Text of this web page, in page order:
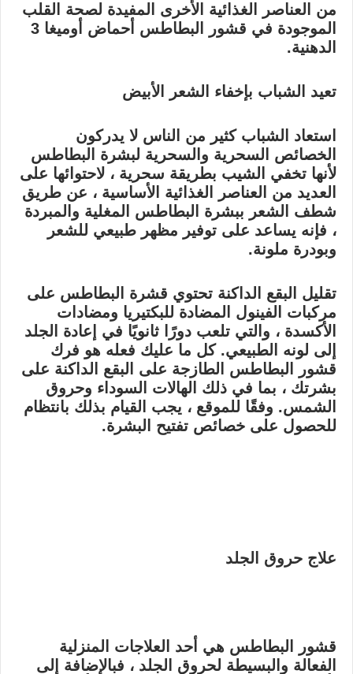
من العناصر الغذائية الأخرى المفيدة لصحة القلب
الموجودة في قشور البطاطس أحماض أوميغا 3
الدهنية.
تعيد الشباب بإخفاء الشعر الأبيض
استعاد الشباب كثير من الناس لا يدركون
الخصائص السحرية والسحرية لبشرة البطاطس
لأنها تخفي الشيب بطريقة سحرية ، لاحتوائها على
العديد من العناصر الغذائية الأساسية ، عن طريق
شطف الشعر ببشرة البطاطس المغلية والمبردة
، فإنه يساعد على توفير مظهر طبيعي للشعر
وبودرة ملونة.
تقليل البقع الداكنة تحتوي قشرة البطاطس على
مركبات الفينول المضادة للبكتيريا ومضادات
الأكسدة ، والتي تلعب دورًا ثانويًا في إعادة الجلد
إلى لونه الطبيعي. كل ما عليك فعله هو فرك
قشور البطاطس الطازجة على البقع الداكنة على
بشرتك ، بما في ذلك الهالات السوداء وحروق
الشمس. وفقًا للموقع ، يجب القيام بذلك بانتظام
للحصول على خصائص تفتيح البشرة.
علاج حروق الجلد
قشور البطاطس هي أحد العلاجات المنزلية
الفعالة والبسيطة لحروق الجلد ، فبالإضافة إلى